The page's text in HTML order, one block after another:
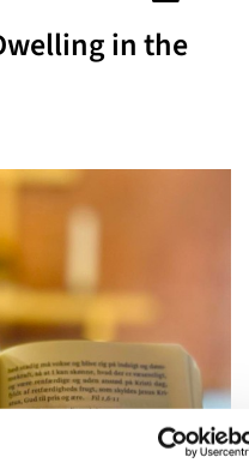
in the